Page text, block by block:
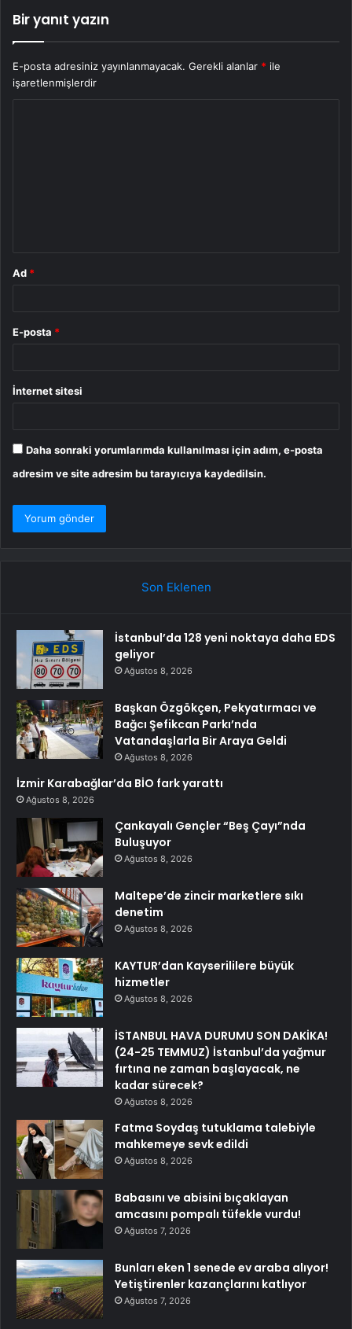
Bir yanıt yazın
E-posta adresiniz yayınlanmayacak. Gerekli alanlar * ile
işaretlenmişlerdir
Ad *
E-posta *
İnternet sitesi
Daha sonraki yorumlarımda kullanılması için adım, e-posta
adresim ve site adresim bu tarayıcıya kaydedilsin.
Son Eklenen
İstanbul’da 128 yeni noktaya daha EDS
geliyor
Ağustos 8, 2026
Başkan Özgökçen, Pekyatırmacı ve
Bağcı Şefikcan Parkı’nda
Vatandaşlarla Bir Araya Geldi
Ağustos 8, 2026
İzmir Karabağlar’da BİO fark yarattı
Ağustos 8, 2026
Çankayalı Gençler “Beş Çayı”nda
Buluşuyor
Ağustos 8, 2026
Maltepe’de zincir marketlere sıkı
denetim
Ağustos 8, 2026
KAYTUR’dan Kayserililere büyük
hizmetler
Ağustos 8, 2026
İSTANBUL HAVA DURUMU SON DAKİKA!
(24-25 TEMMUZ) İstanbul’da yağmur
fırtına ne zaman başlayacak, ne
kadar sürecek?
Ağustos 8, 2026
Fatma Soydaş tutuklama talebiyle
mahkemeye sevk edildi
Ağustos 8, 2026
Babasını ve abisini bıçaklayan
amcasını pompalı tüfekle vurdu!
Ağustos 7, 2026
Bunları eken 1 senede ev araba alıyor!
Yetiştirenler kazançlarını katlıyor
Ağustos 7, 2026